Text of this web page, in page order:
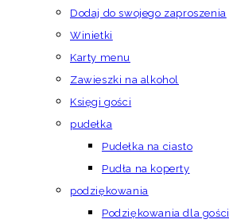
Dodaj do swojego zaproszenia
Winietki
Karty menu
Zawieszki na alkohol
Księgi gości
pudełka
Pudełka na ciasto
Pudła na koperty
podziękowania
Podziękowania dla gości